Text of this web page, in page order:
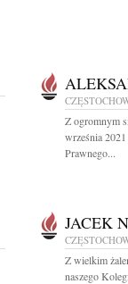
Z ogromnym
września
Prawnego...
JACEK
Z wielkim
naszego